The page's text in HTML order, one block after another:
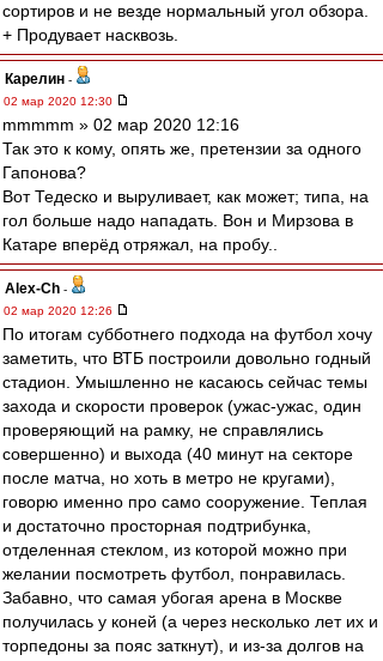
сортиров и не везде нормальный угол обзора.
+ Продувает насквозь.
Карелин -
02 мар 2020 12:30
mmmmm » 02 мар 2020 12:16
Так это к кому, опять же, претензии за одного
Гапонова?
Вот Тедеско и выруливает, как может; типа, на
гол больше надо нападать. Вон и Мирзова в
Катаре вперёд отряжал, на пробу..
Alex-Ch -
02 мар 2020 12:26
По итогам субботнего подхода на футбол хочу
заметить, что ВТБ построили довольно годный
стадион. Умышленно не касаюсь сейчас темы
захода и скорости проверок (ужас-ужас, один
проверяющий на рамку, не справлялись
совершенно) и выхода (40 минут на секторе
после матча, но хоть в метро не кругами),
говорю именно про само сооружение. Теплая
и достаточно просторная подтрибунка,
отделенная стеклом, из которой можно при
желании посмотреть футбол, понравилась.
Забавно, что самая убогая арена в Москве
получилась у коней (а через несколько лет их и
торпедоны за пояс заткнут), и из-за долгов на